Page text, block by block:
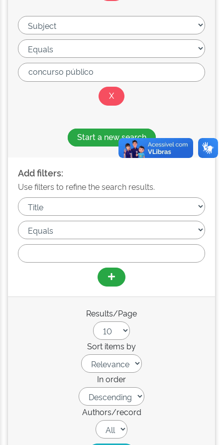
Start a new search
Add filters:
Use filters to refine the search results.
Results/Page
Sort items by
In order
Authors/record